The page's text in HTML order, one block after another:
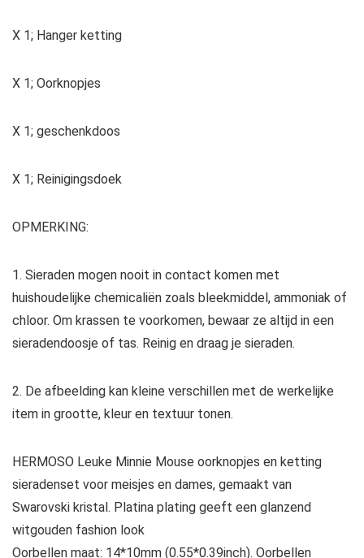
X 1; Hanger ketting
X 1; Oorknopjes
X 1; geschenkdoos
X 1; Reinigingsdoek
OPMERKING:
1. Sieraden mogen nooit in contact komen met
huishoudelijke chemicaliën zoals bleekmiddel, ammoniak of
chloor. Om krassen te voorkomen, bewaar ze altijd in een
sieradendoosje of tas. Reinig en draag je sieraden.
2. De afbeelding kan kleine verschillen met de werkelijke
item in grootte, kleur en textuur tonen.
HERMOSO Leuke Minnie Mouse oorknopjes en ketting
sieradenset voor meisjes en dames, gemaakt van
Swarovski kristal. Platina plating geeft een glanzend
witgouden fashion look
Oorbellen maat: 14*10mm (0.55*0.39inch). Oorbellen